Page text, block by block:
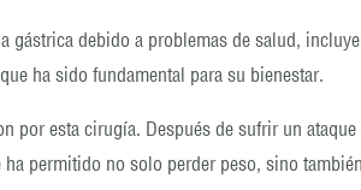
gástrica debido a problemas de salud,
ha sido fundamental para su bienestar.
por esta cirugía. Después de sufrir un
permitido no solo perder peso, sino